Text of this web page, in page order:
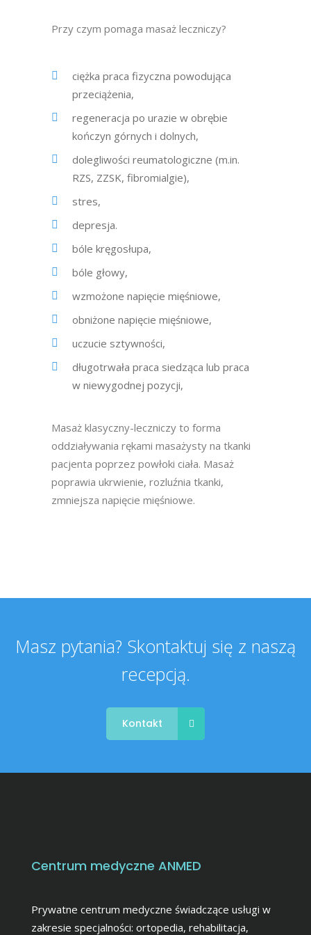
Przy czym pomaga masaż leczniczy?
bóle kręgosłupa,
bóle głowy,
wzmożone napięcie mięśniowe,
obniżone napięcie mięśniowe,
uczucie sztywności,
długotrwała praca siedząca lub praca
w niewygodnej pozycji,
ciężka praca fizyczna powodująca
przeciążenia,
regeneracja po urazie w obrębie
kończyn górnych i dolnych,
dolegliwości reumatologiczne (m.in.
RZS, ZZSK, fibromialgie),
stres,
depresja.
Masaż klasyczny-leczniczy to forma
oddziaływania rękami masażysty na tkanki
pacjenta poprzez powłoki ciała. Masaż
poprawia ukrwienie, rozluźnia tkanki,
zmniejsza napięcie mięśniowe.
Masz pytania? Skontaktuj się z naszą
recepcją.
Kontakt
Centrum medyczne ANMED
Prywatne centrum medyczne świadczące usługi w
zakresie specjalności: ortopedia, rehabilitacja,